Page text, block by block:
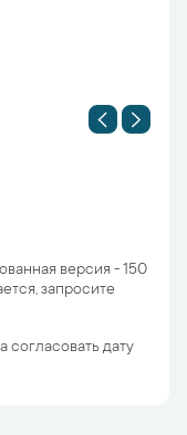
версия - 150
запросите
согласовать дату